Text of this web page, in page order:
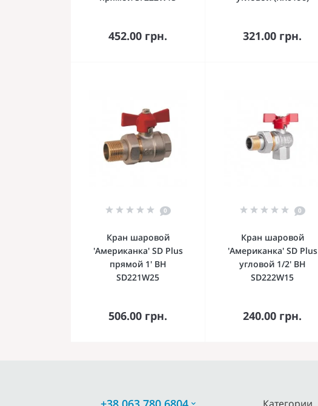
452.00 грн.
В корзину 321.00 грн.
В корзину
0
Кран шаровой
'Американка' SD Plus
прямой 1' ВН
SD221W25
506.00 грн.
В корзину
0
Кран шаровой
'Американка' SD Plus
угловой 1/2' ВН
SD222W15
240.00 грн.
В корзину